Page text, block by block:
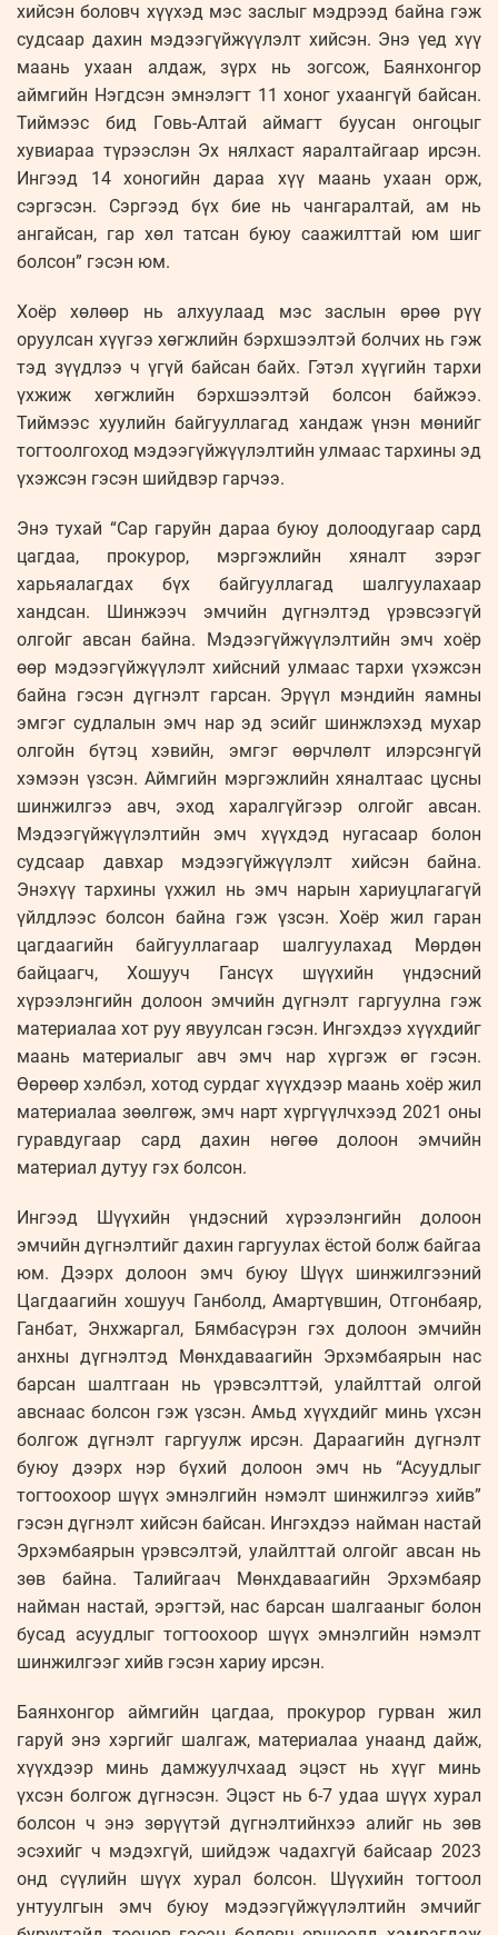
хийсэн боловч хүүхэд мэс заслыг мэдрээд байна гэж
судсаар дахин мэдээгүйжүүлэлт хийсэн. Энэ үед хүү
маань ухаан алдаж, зүрх нь зогсож, Баянхонгор
аймгийн Нэгдсэн эмнэлэгт 11 хоног ухаангүй байсан.
Тиймээс бид Говь-Алтай аймагт буусан онгоцыг
хувиараа түрээслэн Эх нялхаст яаралтайгаар ирсэн.
Ингээд 14 хоногийн дараа хүү маань ухаан орж,
сэргэсэн. Сэргээд бүх бие нь чангаралтай, ам нь
ангайсан, гар хөл татсан буюу саажилттай юм шиг
болсон” гэсэн юм.
Хоёр хөлөөр нь алхуулаад мэс заслын өрөө рүү
оруулсан хүүгээ хөгжлийн бэрхшээлтэй болчих нь гэж
тэд зүүдлээ ч үгүй байсан байх. Гэтэл хүүгийн тархи
үхжиж хөгжлийн бэрхшээлтэй болсон байжээ.
Тиймээс хуулийн байгууллагад хандаж үнэн мөнийг
тогтоолгоход мэдээгүйжүүлэлтийн улмаас тархины эд
үхэжсэн гэсэн шийдвэр гарчээ.
Энэ тухай “Сар гаруйн дараа буюу долоодугаар сард
цагдаа, прокурор, мэргэжлийн хяналт зэрэг
харьяалагдах бүх байгууллагад шалгуулахаар
хандсан. Шинжээч эмчийн дүгнэлтэд үрэвсээгүй
олгойг авсан байна. Мэдээгүйжүүлэлтийн эмч хоёр
өөр мэдээгүйжүүлэлт хийсний улмаас тархи үхэжсэн
байна гэсэн дүгнэлт гарсан. Эрүүл мэндийн яамны
эмгэг судлалын эмч нар эд эсийг шинжлэхэд мухар
олгойн бүтэц хэвийн, эмгэг өөрчлөлт илэрсэнгүй
хэмээн үзсэн. Аймгийн мэргэжлийн хяналтаас цусны
шинжилгээ авч, эход харалгүйгээр олгойг авсан.
Мэдээгүйжүүлэлтийн эмч хүүхдэд нугасаар болон
судсаар давхар мэдээгүйжүүлэлт хийсэн байна.
Энэхүү тархины үхжил нь эмч нарын хариуцлагагүй
үйлдлээс болсон байна гэж үзсэн. Хоёр жил гаран
цагдаагийн байгууллагаар шалгуулахад Мөрдөн
байцаагч, Хошууч Гансүх шүүхийн үндэсний
хүрээлэнгийн долоон эмчийн дүгнэлт гаргуулна гэж
материалаа хот руу явуулсан гэсэн. Ингэхдээ хүүхдийг
маань материалыг авч эмч нар хүргэж өг гэсэн.
Өөрөөр хэлбэл, хотод сурдаг хүүхдээр маань хоёр жил
материалаа зөөлгөж, эмч нарт хүргүүлчхээд 2021 оны
гуравдугаар сард дахин нөгөө долоон эмчийн
материал дутуу гэх болсон.
Ингээд Шүүхийн үндэсний хүрээлэнгийн долоон
эмчийн дүгнэлтийг дахин гаргуулах ёстой болж байгаа
юм. Дээрх долоон эмч буюу Шүүх шинжилгээний
Цагдаагийн хошууч Ганболд, Амартүвшин, Отгонбаяр,
Ганбат, Энхжаргал, Бямбасүрэн гэх долоон эмчийн
анхны дүгнэлтэд Мөнхдаваагийн Эрхэмбаярын нас
барсан шалтгаан нь үрэвсэлттэй, улайлттай олгой
авснаас болсон гэж үзсэн. Амьд хүүхдийг минь үхсэн
болгож дүгнэлт гаргуулж ирсэн. Дараагийн дүгнэлт
буюу дээрх нэр бүхий долоон эмч нь “Асуудлыг
тогтоохоор шүүх эмнэлгийн нэмэлт шинжилгээ хийв”
гэсэн дүгнэлт хийсэн байсан. Ингэхдээ найман настай
Эрхэмбаярын үрэвсэлтэй, улайлттай олгойг авсан нь
зөв байна. Талийгаач Мөнхдаваагийн Эрхэмбаяр
найман настай, эрэгтэй, нас барсан шалгааныг болон
бусад асуудлыг тогтоохоор шүүх эмнэлгийн нэмэлт
шинжилгээг хийв гэсэн хариу ирсэн.
Баянхонгор аймгийн цагдаа, прокурор гурван жил
гаруй энэ хэргийг шалгаж, материалаа унаанд дайж,
хүүхдээр минь дамжуулчхаад эцэст нь хүүг минь
үхсэн болгож дүгнэсэн. Эцэст нь 6-7 удаа шүүх хурал
болсон ч энэ зөрүүтэй дүгнэлтийнхээ алийг нь зөв
эсэхийг ч мэдэхгүй, шийдэж чадахгүй байсаар 2023
онд сүүлийн шүүх хурал болсон. Шүүхийн тогтоол
унтуулгын эмч буюу мэдээгүйжүүлэлтийн эмчийг